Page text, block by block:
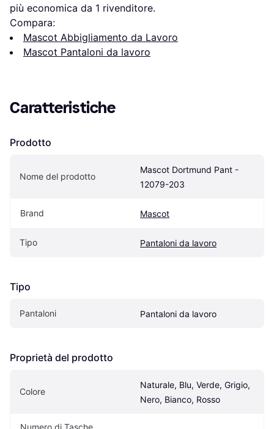
più economica da 1 rivenditore.
Compara:
Mascot Abbigliamento da Lavoro
Mascot Pantaloni da lavoro
Caratteristiche
Prodotto
Nome del prodotto
Mascot Dortmund Pant -
12079-203
Brand Mascot
Tipo Pantaloni da lavoro
Tipo
Pantaloni Pantaloni da lavoro
Proprietà del prodotto
Colore
Naturale, Blu, Verde, Grigio,
Nero, Bianco, Rosso
Numero di Tasche